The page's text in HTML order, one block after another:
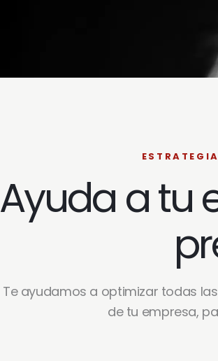
Ayuda a tu
Te ayudamos a optimizar todas
de tu empresa,